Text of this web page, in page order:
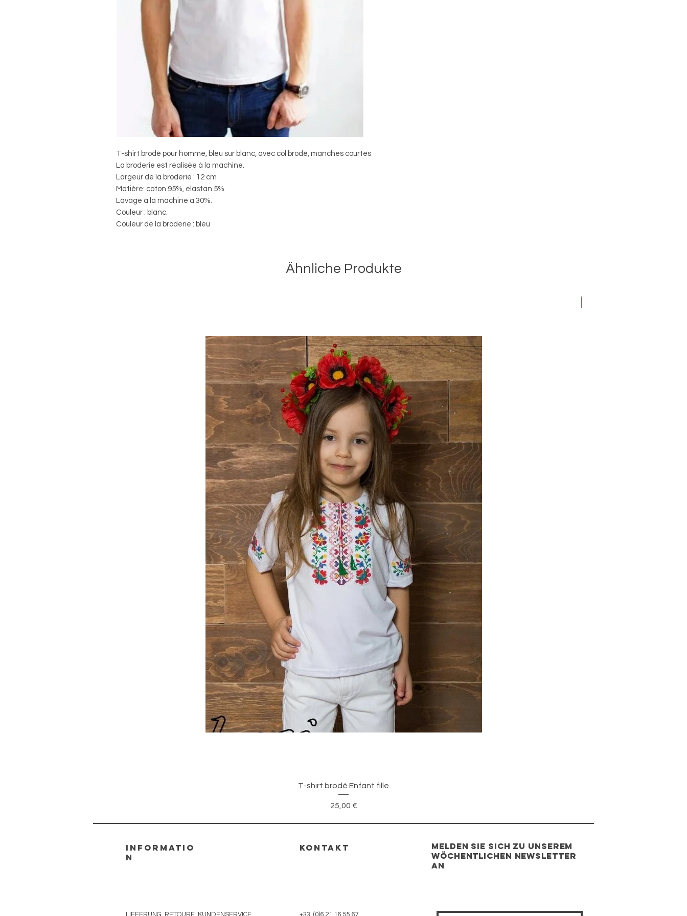
T-shirt brodé pour homme, bleu sur blanc, avec col brodé, manches courtes
La broderie est réalisée à la machine.
Largeur de la broderie : 12 cm
Matière: coton 95%, elastan 5%.
Lavage à la machine à 30%.
Couleur : blanc.
Couleur de la broderie : bleu
Ähnliche Produkte
Schnellansicht
T-shirt brodé Enfant fille
Preis
25,00 €
informatio
n
KONTAKT
Melden Sie sich zu unserem
wöchentlichen Newsletter
an
LIEFERUNG, RETOURE, KUNDENSERVICE +33 (0)6 21 16 55 67